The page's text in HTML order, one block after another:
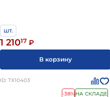
шт.
1 21017 ₽
В корзину
ID: ТХ10403
-38% НА СКЛАДЕ